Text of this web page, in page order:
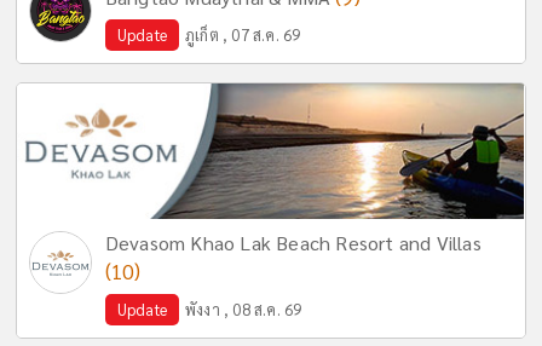
Update ภูเก็ต , 07 ส.ค. 69
Devasom Khao Lak Beach Resort and Villas
(10)
Update พังงา , 08 ส.ค. 69